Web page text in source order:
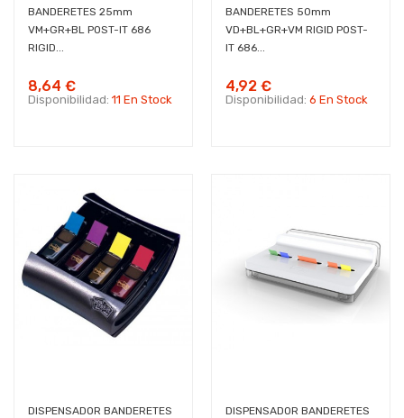
BANDERETES 25mm
VM+GR+BL POST-IT 686
RIGID...
8,64 €
Disponibilidad: 11 En Stock
BANDERETES 50mm
VD+BL+GR+VM RIGID POST-
IT 686...
4,92 €
Disponibilidad: 6 En Stock
DISPENSADOR BANDERETES
DISPENSADOR BANDERETES